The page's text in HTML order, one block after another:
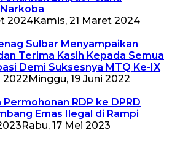
2024Kamis, 21 Maret 2024
Sulbar Menyampaikan
Terima Kasih Kepada Semua
Demi Suksesnya MTQ Ke-IX
2022 Minggu, 19 Juni 2022
Permohonan RDP ke DPRD
Emas Ilegal di Rampi
Rabu, 17 Mei 2023